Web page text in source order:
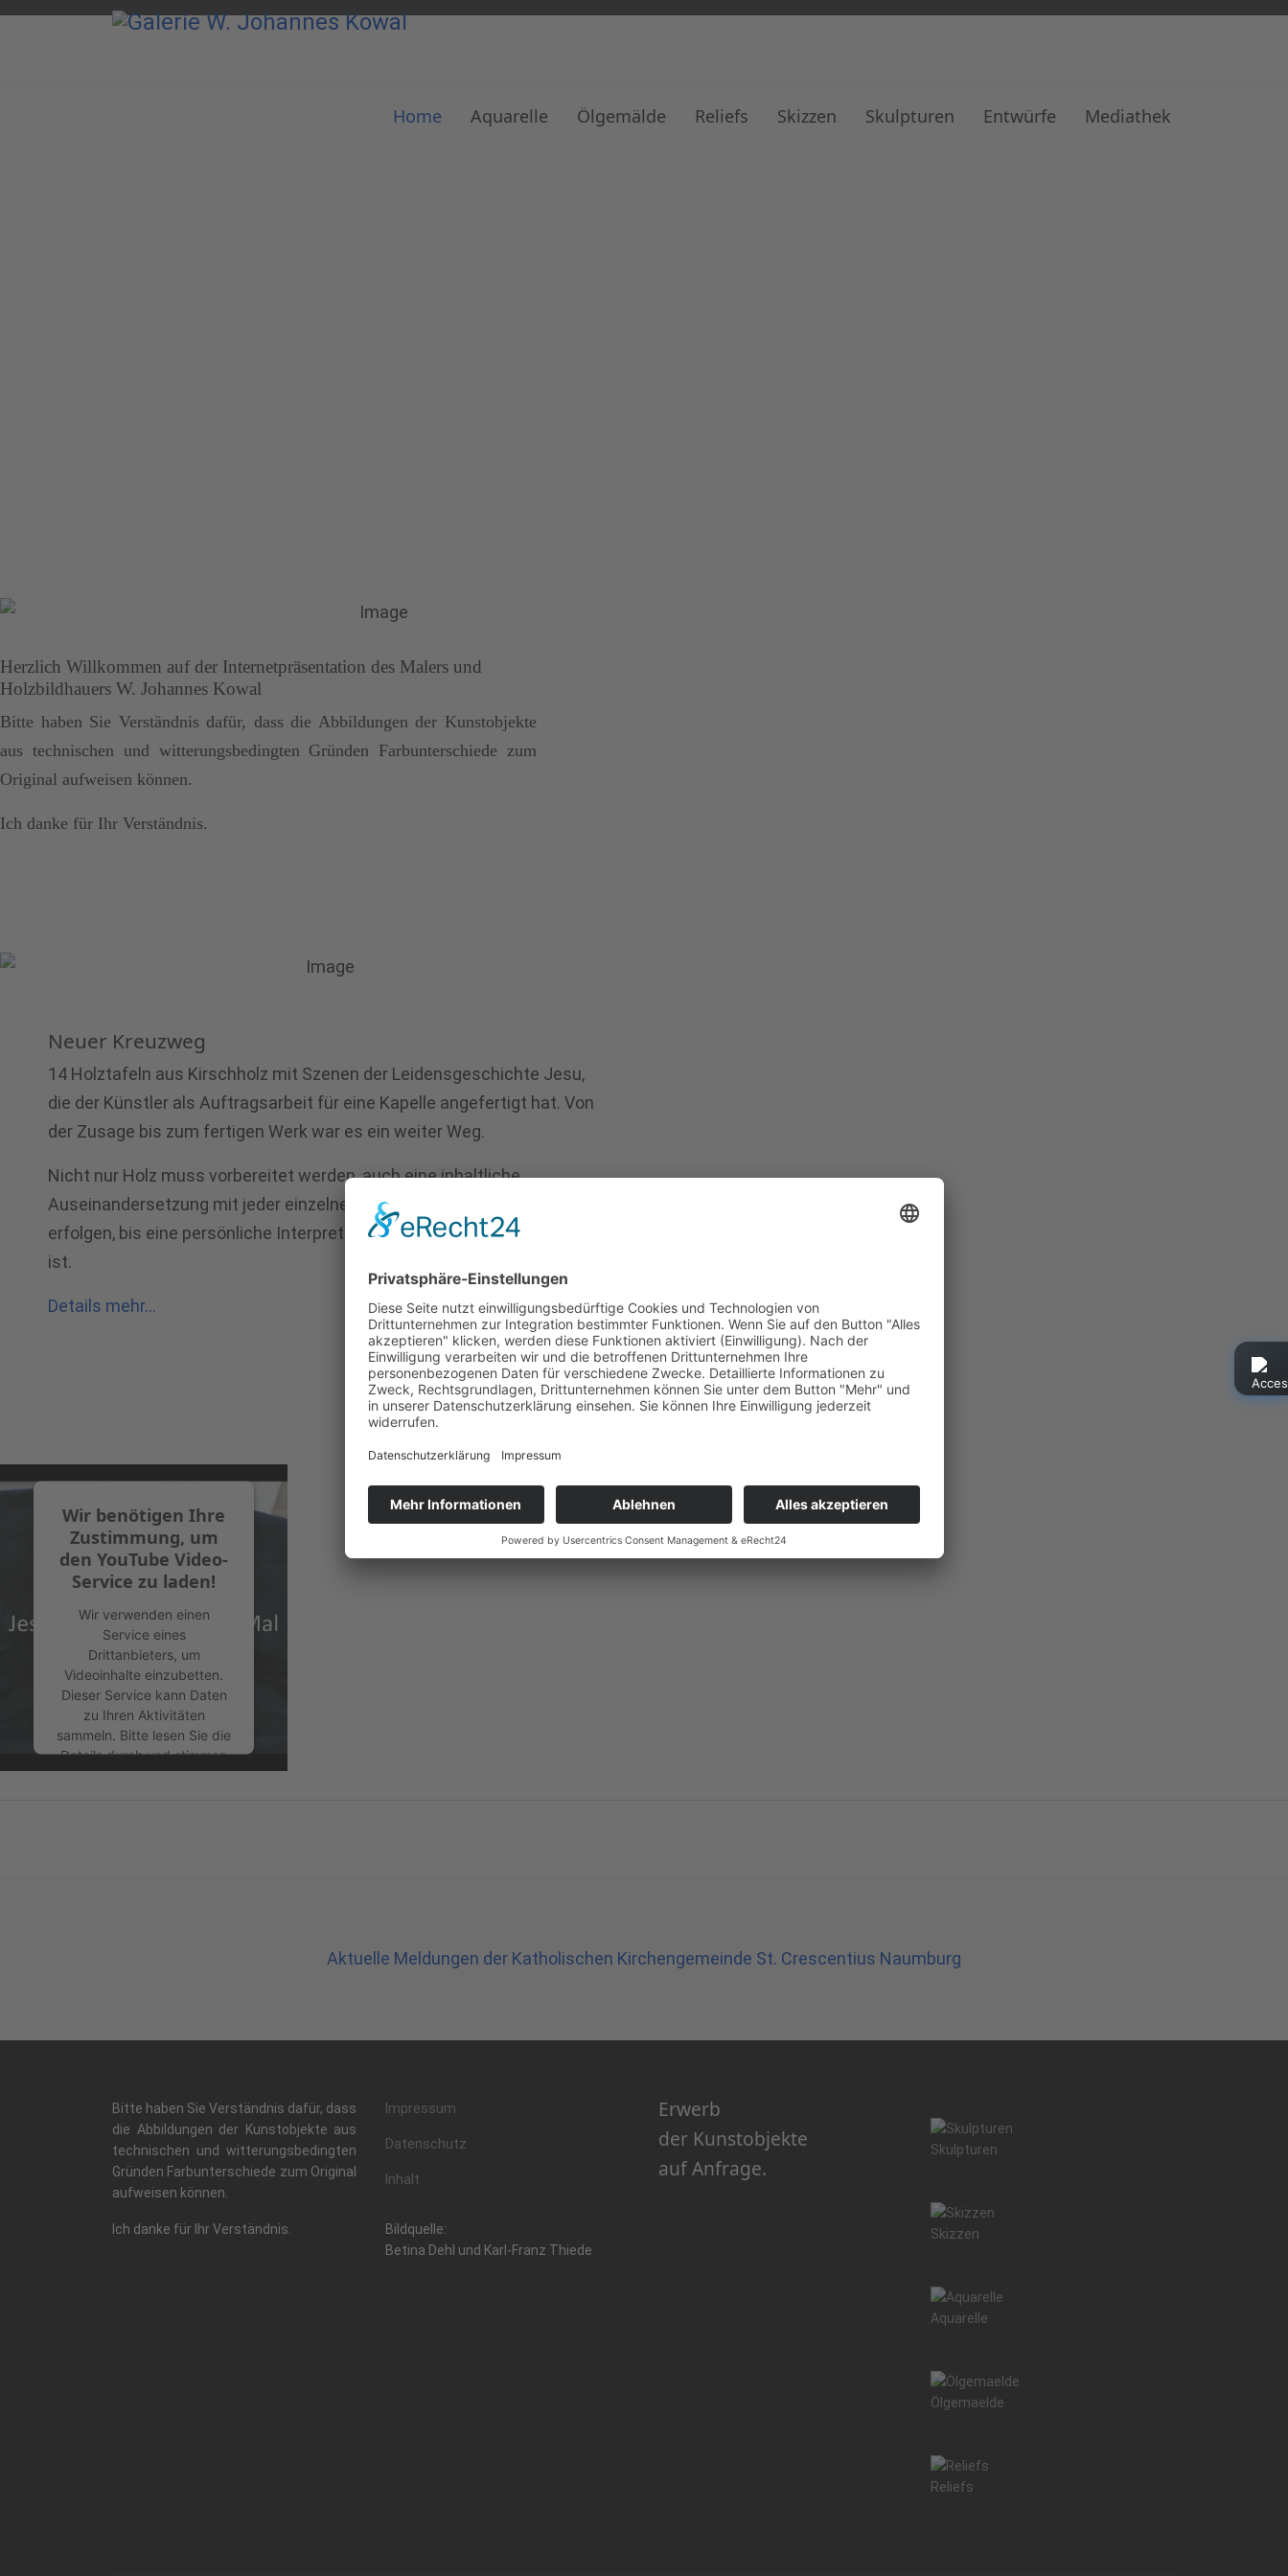
Home Aquarelle Ölgemälde Reliefs Skizzen Skulpturen Entwürfe Mediathek
Herzlich Willkommen auf der Internetpräsentation des Malers und
Holzbildhauers W. Johannes Kowal
Bitte haben Sie Verständnis dafür, dass die Abbildungen der Kunstobjekte
aus technischen und witterungsbedingten Gründen Farbunterschiede zum
Original aufweisen können.
Ich danke für Ihr Verständnis.
Neuer Kreuzweg
14 Holztafeln aus Kirschholz mit Szenen der Leidensgeschichte Jesu,
die der Künstler als Auftragsarbeit für eine Kapelle angefertigt hat. Von
der Zusage bis zum fertigen Werk war es ein weiter Weg.
Nicht nur Holz muss vorbereitet werden, auch eine inhaltliche
Auseinandersetzung mit jeder einzelnen Szene und Station muss
erfolgen, bis eine persönliche Interpretation des Geschehens gefunden
ist.
Details mehr...
Wir benötigen Ihre
Zustimmung, um
den YouTube Video-
Service zu laden!
Wir verwenden einen
Service eines
Drittanbieters, um
Videoinhalte einzubetten.
Dieser Service kann Daten
zu Ihren Aktivitäten
sammeln. Bitte lesen Sie die
Details durch und stimmen
Sie der Nutzung des
Aktuelle Meldungen der Katholischen Kirchengemeinde St. Crescentius Naumburg
Bitte haben Sie Verständnis dafür, dass
die Abbildungen der Kunstobjekte aus
technischen und witterungsbedingten
Gründen Farbunterschiede zum Original
aufweisen können.
Ich danke für Ihr Verständnis.
Impressum
Datenschutz
Inhalt
Bildquelle:
Betina Dehl und Karl-Franz Thiede
Erwerb
der Kunstobjekte
auf Anfrage.
Skulpturen
Skizzen
Aquarelle
Ölgemaelde
Reliefs